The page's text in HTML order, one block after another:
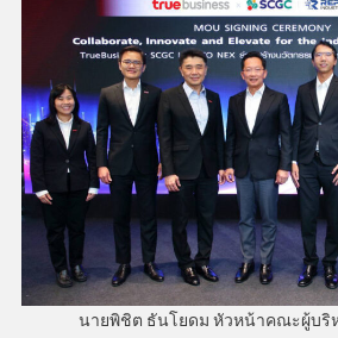
นายพิชิต ธันโยดม หัวหน้าคณะผู้บริหา